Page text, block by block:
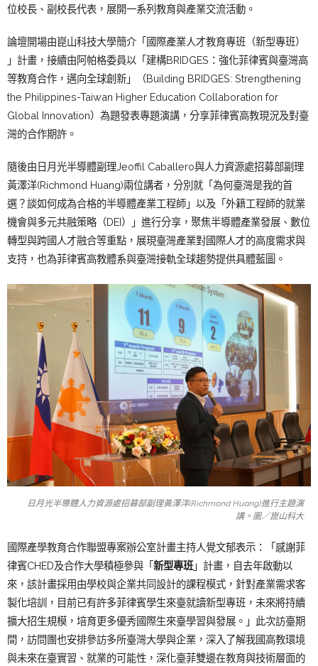
位校長、 副校長代表，展開一系列教育與產業交流活動。
論壇開場由崑山科技大學簡介「國際產業人才教育專班（新型專班）
」計畫，接續由阿帕格委員以「建構BRIDGES ： 強化菲律賓與臺灣高
等教育合作，邁向全球創新」（Building BRIDGES: Strengthening
the Philippines-Taiwan Higher Education Collaboration for
Global Innovation）為題發表專題演講， 分享菲律賓高教現況及對臺
灣的合作期許。
隨後由日月光半導體副理Jeoffil Caballero與人力資源處招募部副理
黃澤洋(Richmond Huang)兩位講者，分別就「為何臺灣是我的首
選？談如何成為合格的半導體產業工程師」以及「外籍工程師的就業
機會與多元共融策略（DEI）」進行分享， 聚焦半導體產業發展、數位
轉型與跨國人才融合等重點， 展現臺灣產業對國際人才的高度需求與
支持， 也為菲律賓高教體系與臺灣接軌全球趨勢提供具體藍圖。
日月光半導體人力資源處招募部副理黃澤洋(Richmond Huang)進行主題演
講。圖／崑山科大
國際產學教育合作聯盟專案辦公室計畫主持人覺文郁表示：「 感謝菲
律賓CHED及合作大學積極參與「新型專班 」計畫， 自去年啟動以
來，該計畫採用由學校與企業共同設計的課程模式， 針對產業需求客
製化培訓， 目前已有許多菲律賓學生來臺就讀新型專班， 未來將持續
擴大招生規模，培育更多優秀國際生來臺學習與發展。」 此次訪臺期
間，訪問團也安排參訪多所臺灣大學與企業， 深入了解我國高教環境
與未來在臺實習、就業的可能性， 深化臺菲雙邊在教育與技術層面的